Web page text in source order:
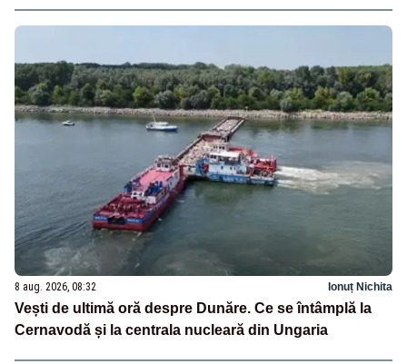
8 aug. 2026, 08:32 Ionuț Nichita
Vești de ultimă oră despre Dunăre. Ce se întâmplă la
Cernavodă și la centrala nucleară din Ungaria